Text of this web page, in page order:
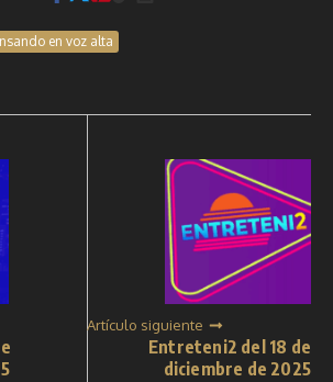
en voz alta
Artículo siguiente
Entreteni2 del 18 de
diciembre de 2025